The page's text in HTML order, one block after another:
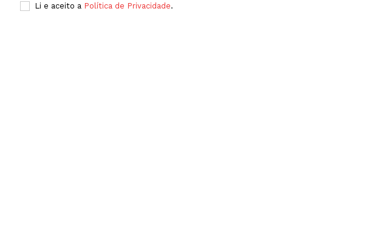
Li e aceito a Política de Privacidade.